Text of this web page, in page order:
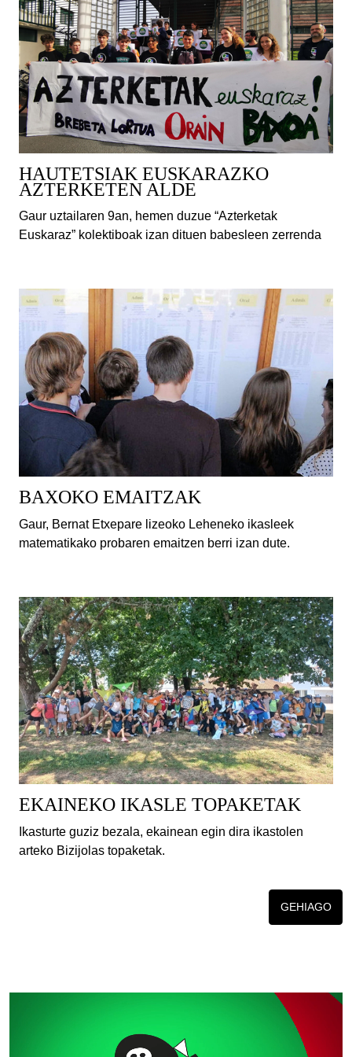
HAUTETSIAK EUSKARAZKO
AZTERKETEN ALDE
Gaur uztailaren 9an, hemen duzue “Azterketak
Euskaraz” kolektiboak izan dituen babesleen zerrenda
BAXOKO EMAITZAK
Gaur, Bernat Etxepare lizeoko Leheneko ikasleek
matematikako probaren emaitzen berri izan dute.
EKAINEKO IKASLE TOPAKETAK
Ikasturte guziz bezala, ekainean egin dira ikastolen
arteko Bizijolas topaketak.
GEHIAGO